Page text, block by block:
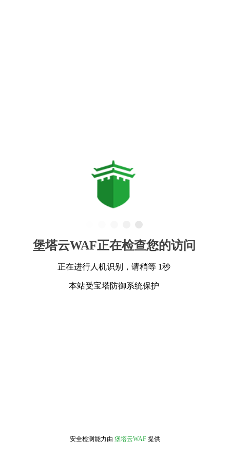
堡塔云WAF正在检查您的访问
正在进行人机识别，请稍等 1秒
本站受宝塔防御系统保护
安全检测能力由 堡塔云WAF 提供